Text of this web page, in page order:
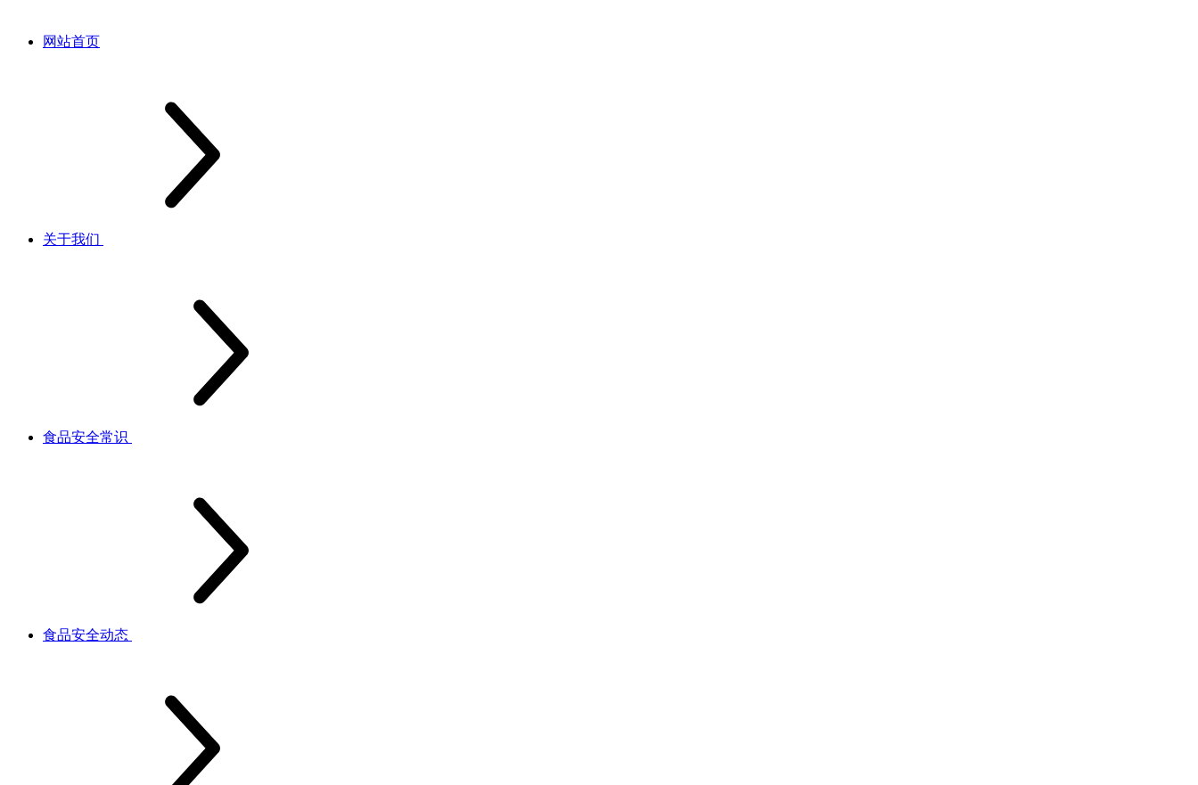
网站首页
关于我们
食品安全常识
食品安全动态